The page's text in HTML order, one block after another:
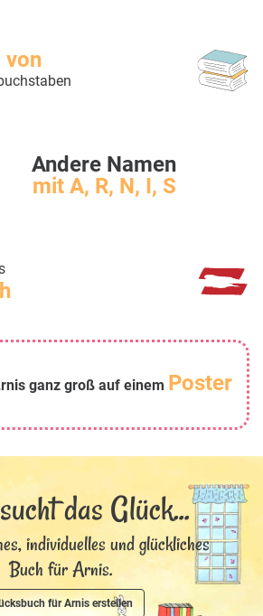
von
Andere Namen
mit A, R, N, I, S
ganz groß auf einem Poster
sucht das Glück...
individuelles und glückliches
Buch für Arnis.
für Arnis erstellen